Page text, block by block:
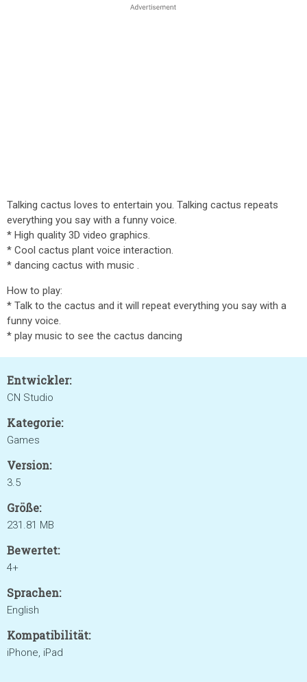
Talking cactus loves to entertain you. Talking cactus repeats
everything you say with a funny voice.
* High quality 3D video graphics.
* Cool cactus plant voice interaction.
* dancing cactus with music .
How to play:
* Talk to the cactus and it will repeat everything you say with a
funny voice.
* play music to see the cactus dancing
Entwickler:
CN Studio
Kategorie:
Games
Version:
3.5
Größe:
231.81 MB
Bewertet:
4+
Sprachen:
English
Kompatibilität:
iPhone, iPad